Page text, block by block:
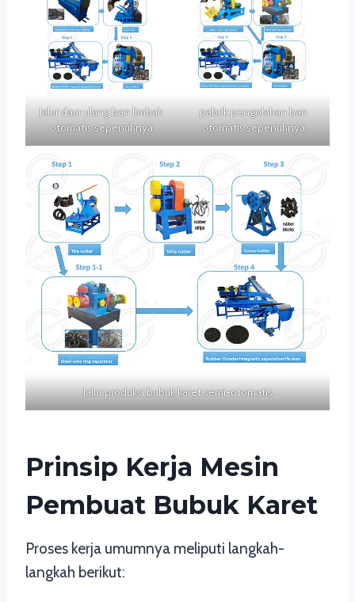
Jalur daur ulang ban limbah
otomatis sepenuhnya
pabrik pengolahan ban
otomatis sepenuhnya
Jalur produksi bubuk karet semi-otomatis
Prinsip Kerja Mesin
Pembuat Bubuk Karet
Proses kerja umumnya meliputi langkah-
langkah berikut: